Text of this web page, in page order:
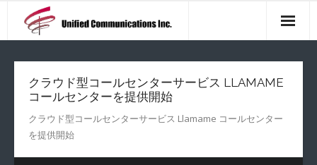
アクセス マップ
会社概要
クラウド型コールセンターサービス LLAMAME
コールセンターを提供開始
クラウド型コールセンターサービス Llamame コールセンター
を提供開始